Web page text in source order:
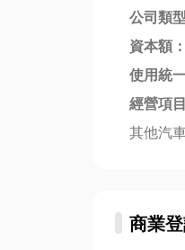
公司類
資本額：
使用統
經營項
其他汽
商業